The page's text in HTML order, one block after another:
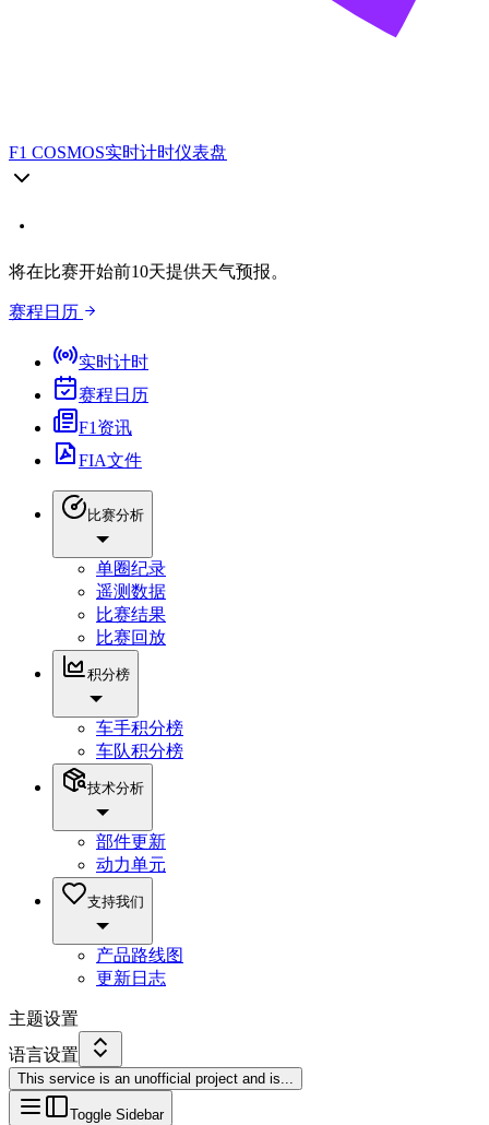
F1 COSMOS实时计时仪表盘
将在比赛开始前10天提供天气预报。
赛程日历
实时计时
赛程日历
F1资讯
FIA文件
比赛分析
单圈纪录
遥测数据
比赛结果
比赛回放
积分榜
车手积分榜
车队积分榜
技术分析
部件更新
动力单元
支持我们
产品路线图
更新日志
主题设置
语言设置
This service is an unofficial project and is...
Toggle Sidebar